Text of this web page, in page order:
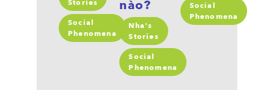
Stories
Social
Phenomena
nào?
Nha's
Stories
Social
Phenomena
Social
Phenomena